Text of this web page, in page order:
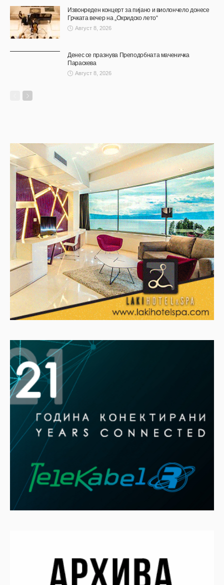
Извонреден концерт за пијано и виолончело донесе
Грчката вечер на „Охридско лето“
Август 8, 2026
Денес се празнува Преподобната маченичка
Параскева
Август 8, 2026